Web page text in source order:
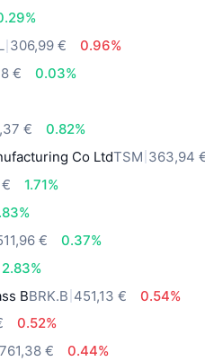
306,99 €
0.96%
€
0.03%
€
0.82%
Co LtdTSM 363,94
1.71%
€
0.37%
2.83%
BBRK.B 451,13 €
0.54%
0.52%
761,38 €
0.44%